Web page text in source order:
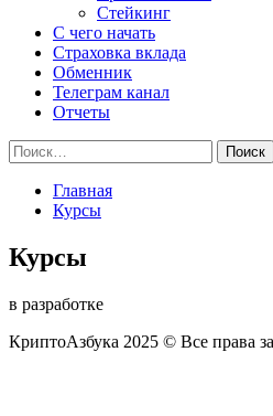
Стейкинг
С чего начать
Страховка вклада
Обменник
Телеграм канал
Отчеты
Найти:
Главная
Курсы
Курсы
в разработке
КриптоАзбука 2025 © Все права